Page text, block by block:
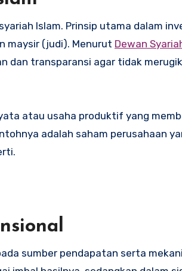
Islam. Prinsip utama dalam
maysir (judi). Menurut Dewan
dan transparansi agar tidak
atau usaha produktif yang
adalah saham perusahaan
sumber pendapatan serta